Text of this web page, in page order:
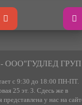
- ООО"ГУДЛЕД
с 9:30 до 18:00 ПН-ПТ.
25 эт. 3. Сдесь же в
у нас на